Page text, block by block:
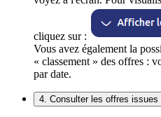
cliquez sur :
Vous avez également la
« classement » des offres :
par date.
4. Consulter les offres issues